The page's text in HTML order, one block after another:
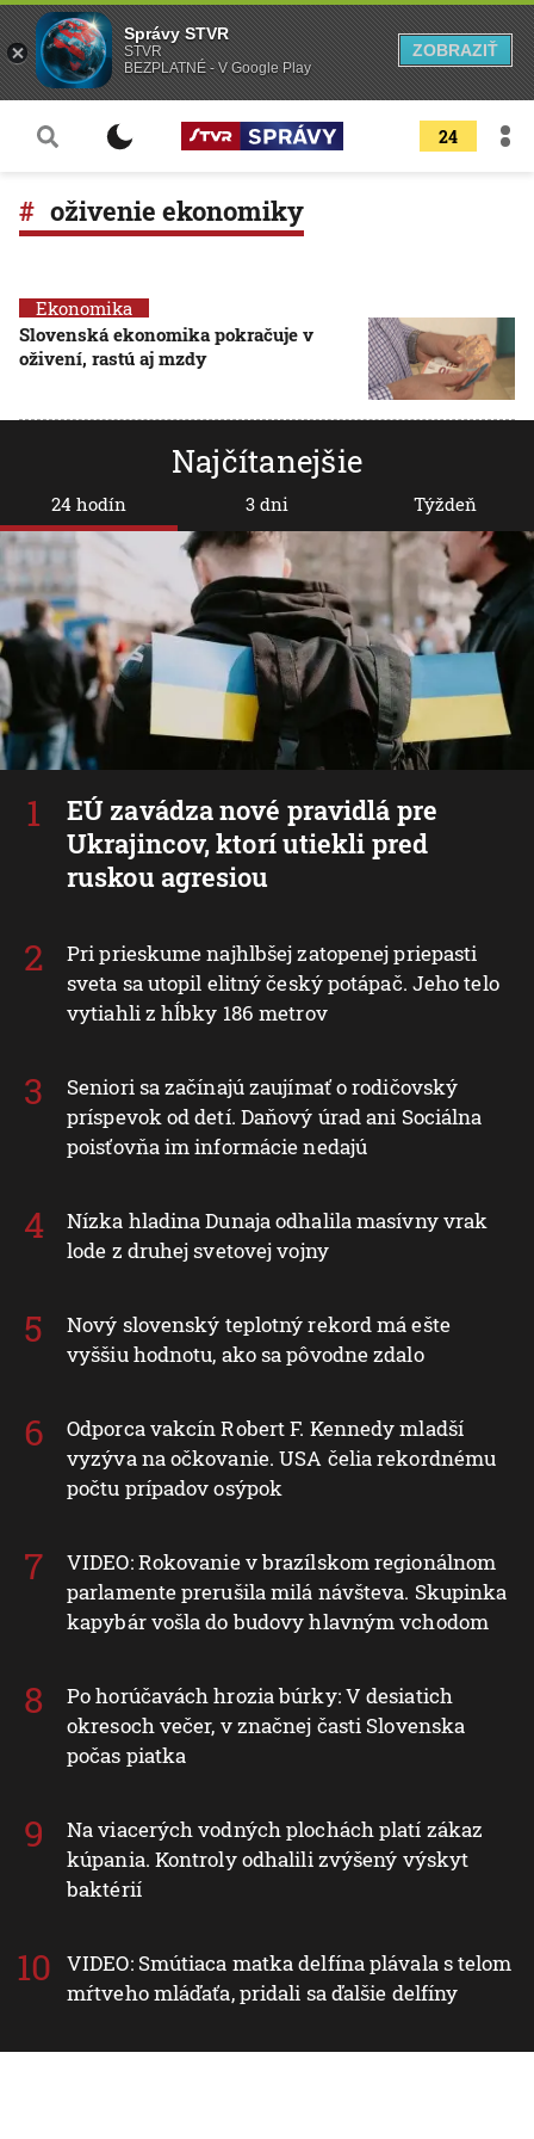
24
oživenie ekonomiky
Ekonomika
Slovenská ekonomika pokračuje v
oživení, rastú aj mzdy
Najčítanejšie
24 hodín
EÚ zavádza nové pravidlá pre
Ukrajincov, ktorí utiekli pred
ruskou agresiou
Pri prieskume najhlbšej zatopenej priepasti
sveta sa utopil elitný český potápač. Jeho telo
vytiahli z hĺbky 186 metrov
Seniori sa začínajú zaujímať o rodičovský
príspevok od detí. Daňový úrad ani Sociálna
poisťovňa im informácie nedajú
Nízka hladina Dunaja odhalila masívny vrak
lode z druhej svetovej vojny
Nový slovenský teplotný rekord má ešte
vyššiu hodnotu, ako sa pôvodne zdalo
Odporca vakcín Robert F. Kennedy mladší
vyzýva na očkovanie. USA čelia rekordnému
počtu prípadov osýpok
VIDEO: Rokovanie v brazílskom regionálnom
parlamente prerušila milá návšteva. Skupinka
kapybár vošla do budovy hlavným vchodom
Po horúčavách hrozia búrky: V desiatich
okresoch večer, v značnej časti Slovenska
počas piatka
Na viacerých vodných plochách platí zákaz
kúpania. Kontroly odhalili zvýšený výskyt
baktérií
VIDEO: Smútiaca matka delfína plávala s telom
mŕtveho mláďaťa, pridali sa ďalšie delfíny
3 dni Týždeň
Správy STVR
STVR
BEZPLATNÉ - V Google Play
ZOBRAZIŤ